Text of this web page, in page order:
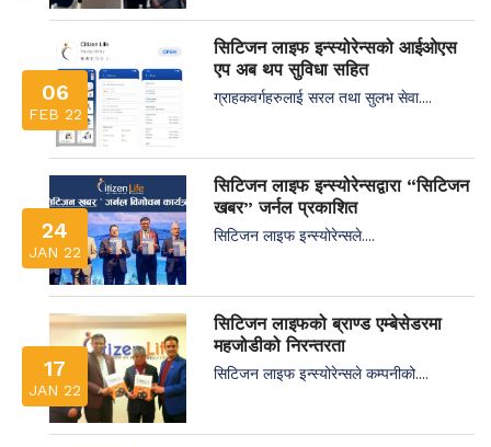
06
FEB 22
सिटिजन लाइफ इन्स्योरेन्सको आईओएस
एप अब थप सुविधा सहित
ग्राहकवर्गहरुलाई सरल तथा सुलभ सेवा....
24
JAN 22
सिटिजन लाइफ इन्स्योरेन्सद्वारा “सिटिजन
खबर” जर्नल प्रकाशित
सिटिजन लाइफ इन्स्योरेन्सले....
17
JAN 22
सिटिजन लाइफको ब्राण्ड एम्बेसेडरमा
महजोडीको निरन्तरता
सिटिजन लाइफ इन्स्योरेन्सले कम्पनीको....